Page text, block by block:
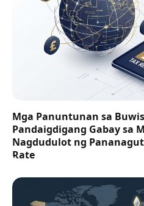
Mga Panuntunan sa
Pandaigdigang Gabay sa
Nagdudulot ng
Rate